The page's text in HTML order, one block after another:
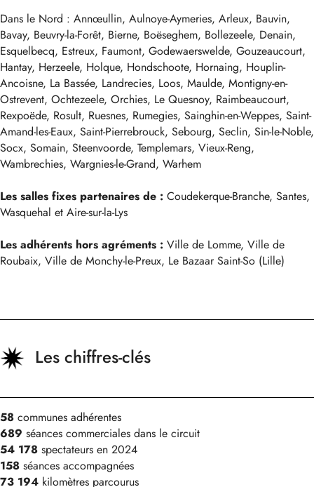
Dans le Nord : Annœullin, Aulnoye-Aymeries, Arleux, Bauvin,
Bavay, Beuvry-la-Forêt, Bierne, Boëseghem, Bollezeele, Denain,
Esquelbecq, Estreux, Faumont, Godewaerswelde, Gouzeaucourt,
Hantay, Herzeele, Holque, Hondschoote, Hornaing, Houplin-
Ancoisne, La Bassée, Landrecies, Loos, Maulde, Montigny-en-
Ostrevent, Ochtezeele, Orchies, Le Quesnoy, Raimbeaucourt,
Rexpoëde, Rosult, Ruesnes, Rumegies, Sainghin-en-Weppes, Saint-
Amand-les-Eaux, Saint-Pierrebrouck, Sebourg, Seclin, Sin-le-Noble,
Socx, Somain, Steenvoorde, Templemars, Vieux-Reng,
Wambrechies, Wargnies-le-Grand, Warhem
Les salles fixes partenaires de : Coudekerque-Branche, Santes,
Wasquehal et Aire-sur-la-Lys
Les adhérents hors agréments : Ville de Lomme, Ville de
Roubaix, Ville de Monchy-le-Preux, Le Bazaar Saint-So (Lille)
Les chiffres-clés
58 communes adhérentes
689 séances commerciales dans le circuit
54 178 spectateurs en 2024
158 séances accompagnées
73 194 kilomètres parcourus